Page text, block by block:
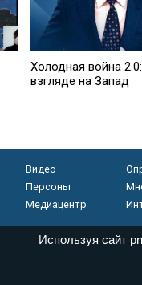
Холодная война
взгляде на Запад
Видео
Персоны
Медиацентр
Используя сайт